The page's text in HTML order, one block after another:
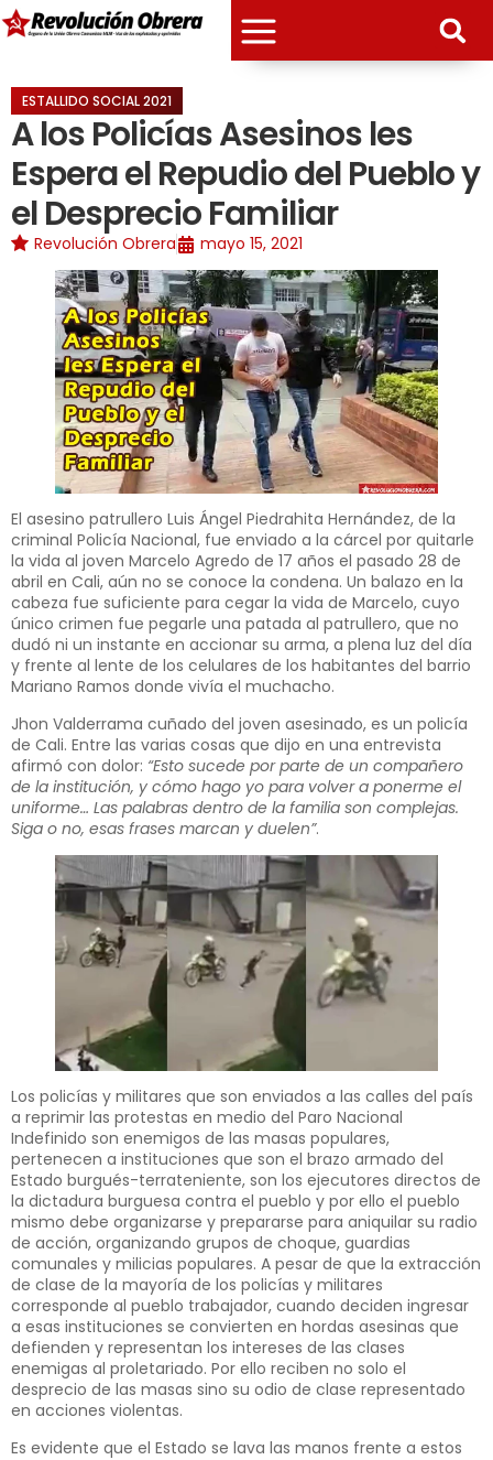
ESTALLIDO SOCIAL 2021
A los Policías Asesinos les
Espera el Repudio del Pueblo y
el Desprecio Familiar
Revolución Obrera mayo 15, 2021
El asesino patrullero Luis Ángel Piedrahita Hernández, de la
criminal Policía Nacional, fue enviado a la cárcel por quitarle
la vida al joven Marcelo Agredo de 17 años el pasado 28 de
abril en Cali, aún no se conoce la condena. Un balazo en la
cabeza fue suficiente para cegar la vida de Marcelo, cuyo
único crimen fue pegarle una patada al patrullero, que no
dudó ni un instante en accionar su arma, a plena luz del día
y frente al lente de los celulares de los habitantes del barrio
Mariano Ramos donde vivía el muchacho.
Jhon Valderrama cuñado del joven asesinado, es un policía
de Cali. Entre las varias cosas que dijo en una entrevista
afirmó con dolor: “Esto sucede por parte de un compañero
de la institución, y cómo hago yo para volver a ponerme el
uniforme… Las palabras dentro de la familia son complejas.
Siga o no, esas frases marcan y duelen”.
Los policías y militares que son enviados a las calles del país
a reprimir las protestas en medio del Paro Nacional
Indefinido son enemigos de las masas populares,
pertenecen a instituciones que son el brazo armado del
Estado burgués-terrateniente, son los ejecutores directos de
la dictadura burguesa contra el pueblo y por ello el pueblo
mismo debe organizarse y prepararse para aniquilar su radio
de acción, organizando grupos de choque, guardias
comunales y milicias populares. A pesar de que la extracción
de clase de la mayoría de los policías y militares
corresponde al pueblo trabajador, cuando deciden ingresar
a esas instituciones se convierten en hordas asesinas que
defienden y representan los intereses de las clases
enemigas al proletariado. Por ello reciben no solo el
desprecio de las masas sino su odio de clase representado
en acciones violentas.
Es evidente que el Estado se lava las manos frente a estos